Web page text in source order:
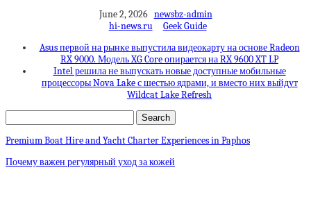
June 2, 2026 newsbz-admin
hi-news.ru
Geek Guide
Asus первой на рынке выпустила видеокарту на основе Radeon
RX 9000. Модель XG Core опирается на RX 9600 XT LP
Intel решила не выпускать новые доступные мобильные
процессоры Nova Lake с шестью ядрами, и вместо них выйдут
Wildcat Lake Refresh
Premium Boat Hire and Yacht Charter Experiences in Paphos
Почему важен регулярный уход за кожей